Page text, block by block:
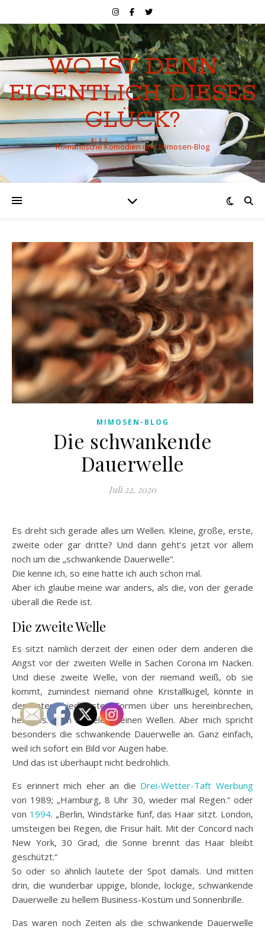
WO IST DENN
EIGENTLICH DIESES
GLÜCK?
Romantische Komödien und Mimosen-Blog
MIMOSEN-BLOG
Die schwankende
Dauerwelle
Juli 22, 2020
Es dreht sich gerade alles um Wellen. Kleine, große, erste,
zweite oder gar dritte? Und dann geht’s jetzt vor allem
noch um die „schwankende Dauerwelle“.
Die kenne ich, so eine hatte ich auch schon mal.
Aber ich glaube meine war anders, als die, von der gerade
überall die Rede ist.
Die zweite Welle
Es sitzt nämlich derzeit der einen oder dem anderen die
Angst vor der zweiten Welle in Sachen Corona im Nacken.
Und diese zweite Welle, von der niemand weiß, ob sie
kommt, zumindest niemand ohne Kristallkugel, könnte in
den unterschiedlichsten Formen über uns hereinbrechen,
heißt es. Auch in vielen kleinen Wellen. Aber mich spricht
besonders die schwankende Dauerwelle an. Ganz einfach,
weil ich sofort ein Bild vor Augen habe.
Und das ist überhaupt nicht bedrohlich.
Es erinnert mich eher an die Drei-Wetter-Taft Werbung
von 1989; „Hamburg, 8 Uhr 30, wieder mal Regen.“ oder
von 1994. „Berlin, Windstärke fünf, das Haar sitzt. London,
umsteigen bei Regen, die Frisur hält. Mit der Concord nach
New York, 30 Grad, die Sonne brennt das Haar bleibt
geschützt.“
So oder so ähnlich lautete der Spot damals. Und mitten
drin, die wunderbar üppige, blonde, lockige, schwankende
Dauerwelle zu hellem Business-Kostüm und Sonnenbrille.
Das waren noch Zeiten als die schwankende Dauerwelle